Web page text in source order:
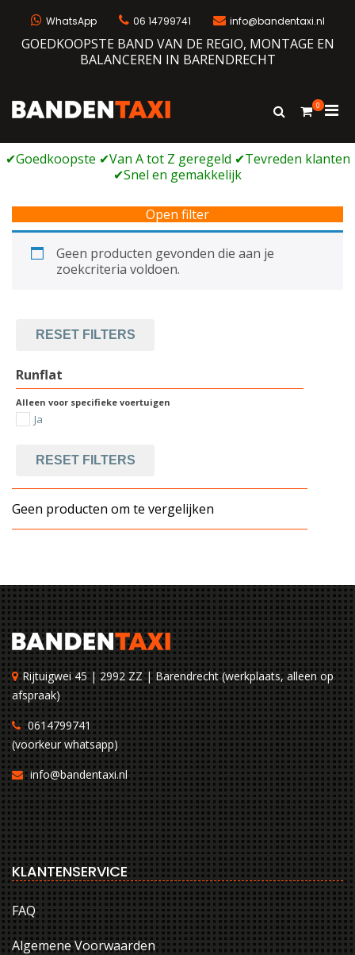
WhatsApp 06 14799741 info@bandentaxi.nl
GOEDKOOPSTE BAND VAN DE REGIO, MONTAGE EN
BALANCEREN IN BARENDRECHT
Bandengarage met eigen webshop
Toon
0
voor
Open filter
Geen producten gevonden die aan je
zoekcriteria voldoen.
RESET FILTERS
Runflat
Alleen voor specifieke voertuigen
Ja
RESET FILTERS
Geen producten om te vergelijken
Rijtuigwei 45 | 2992 ZZ | Barendrecht (werkplaats, alleen op
afspraak)
0614799741
(voorkeur whatsapp)
info@bandentaxi.nl
KLANTENSERVICE
FAQ
Algemene Voorwaarden